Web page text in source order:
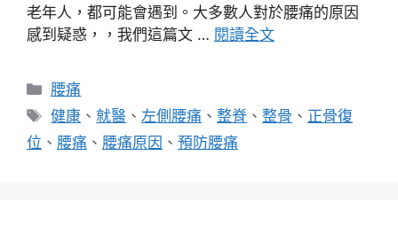
老年人，都可能會遇到。大多數人對於腰痛的原因
感到疑惑，，我們這篇文 … 閱讀全文
分
類
腰痛
標
籤
健康 、 就醫 、左側腰痛 、整脊 、整骨 、 正骨復
位 、 腰痛 、 腰痛原因 、 預防腰痛